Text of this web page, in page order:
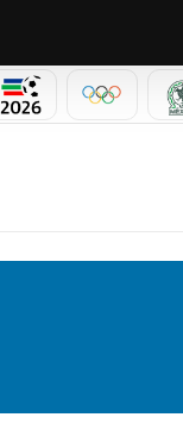
MUNDIAL 2026